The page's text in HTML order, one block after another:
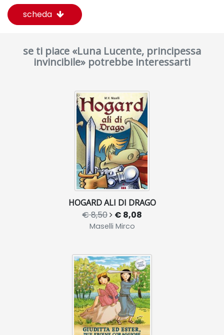
scheda
se ti piace «Luna Lucente, principessa
invincibile» potrebbe interessarti
HOGARD ALI DI DRAGO
€ 8,50 € 8,08
Maselli Mirco